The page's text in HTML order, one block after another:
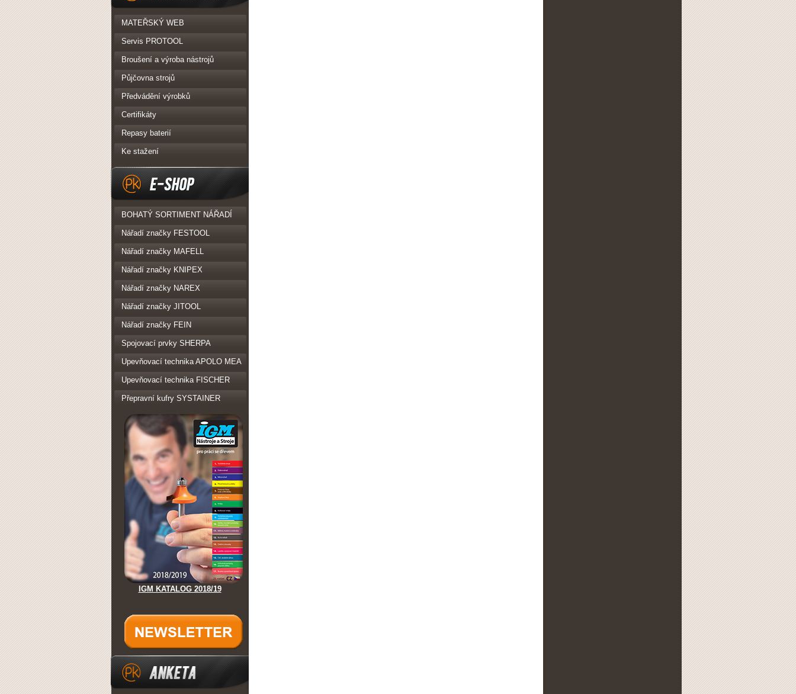
PK Realizace
MATEŘSKÝ WEB
Servis PROTOOL
Broušení a výroba nástrojů
Půjčovna strojů
Předvádění výrobků
Certifikáty
Repasy baterií
Ke stažení
eshop
BOHATÝ SORTIMENT NÁŘADÍ
Nářadí značky FESTOOL
Nářadí značky MAFELL
Nářadí značky KNIPEX
Nářadí značky NAREX
Nářadí značky JITOOL
Nářadí značky FEIN
Spojovací prvky SHERPA
Upevňovací technika APOLO MEA
Upevňovací technika FISCHER
Přepravní kufry SYSTAINER
IGM KATALOG 2018/19